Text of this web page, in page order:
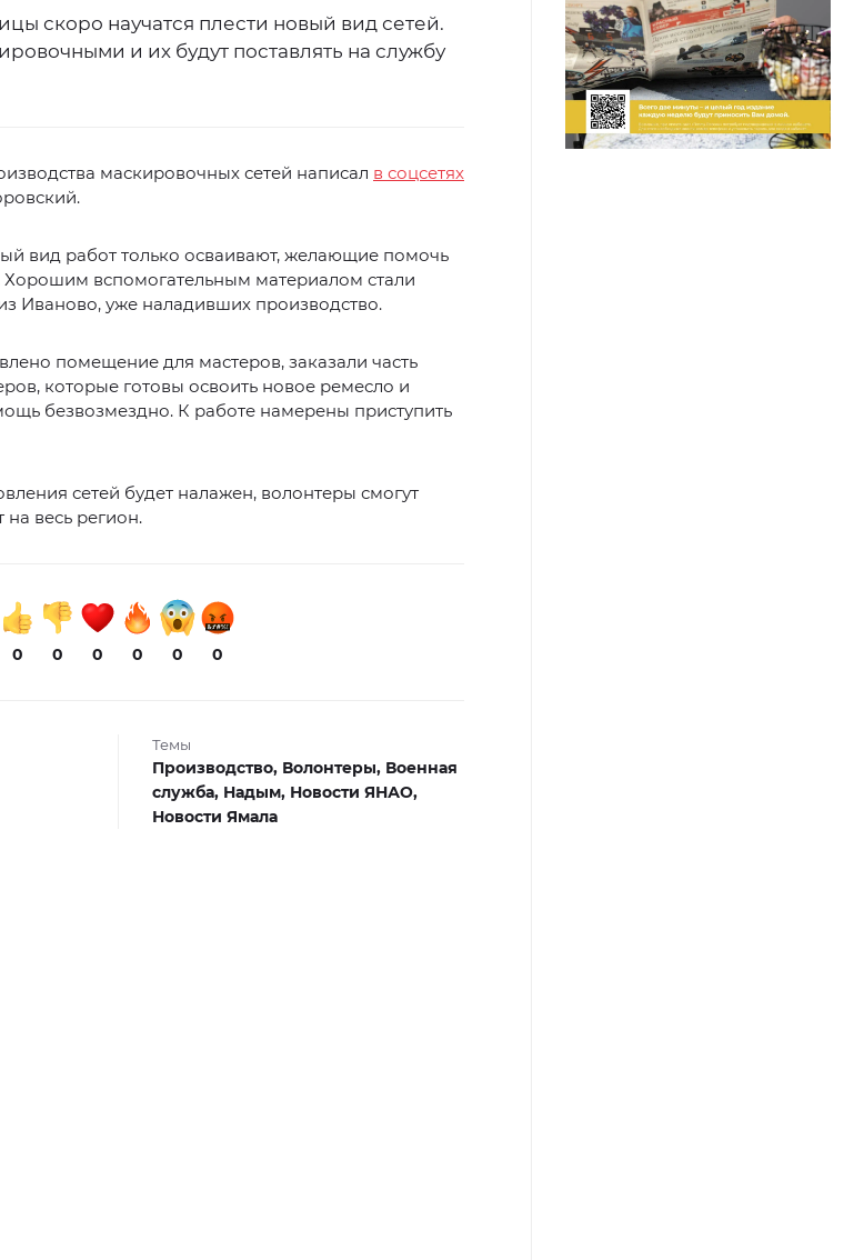
скоро научатся плести новый вид сетей.
и их будут поставлять на службу
маскировочных сетей написал в соцсетях
вид работ только осваивают, желающие помочь
вспомогательным материалом стали
Иваново, уже наладивших производство.
помещение для мастеров, заказали часть
которые готовы освоить новое ремесло и
безвозмездно. К работе намерены приступить
сетей будет налажен, волонтеры смогут
на весь регион.
0 0 0 0 0 0
Темы
Производство, Волонтеры, Военная
служба, Надым, Новости ЯНАО,
Новости Ямала